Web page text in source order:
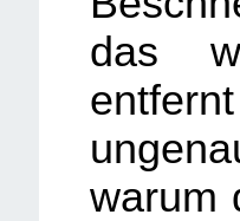
das
warum